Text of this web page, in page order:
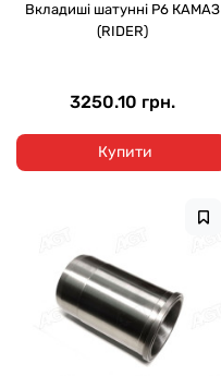
Вкладиші шатунні Р6 КАМАЗ
(RIDER)
3250.10 грн.
Купити